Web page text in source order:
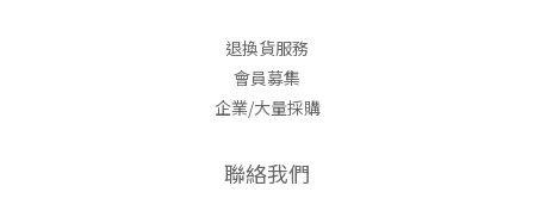
退換貨服務
會員募集
企業/大量採購
聯絡我們